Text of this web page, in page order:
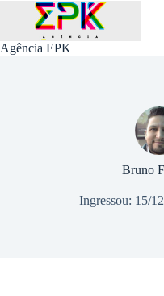
Agência EPK
Bruno
Ingressou: 15/